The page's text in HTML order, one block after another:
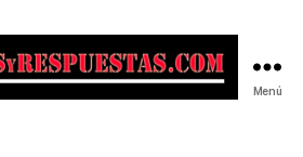
Menú